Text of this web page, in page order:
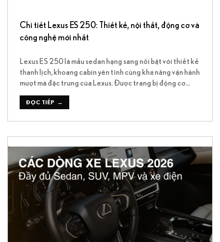
Chi tiết Lexus ES 250: Thiết kế, nội thất, động cơ và
công nghệ mới nhất
Lexus ES 250 là mẫu sedan hạng sang nổi bật với thiết kế
thanh lịch, khoang cabin yên tĩnh cùng khả năng vận hành
mượt mà đặc trưng của Lexus. Được trang bị động cơ
2.5L phun xăng trực tiếp công suất 204 mã lực cùng
nhiều tiện nghi hiện đại, mẫu xe này hướng […]
ĐỌC TIẾP